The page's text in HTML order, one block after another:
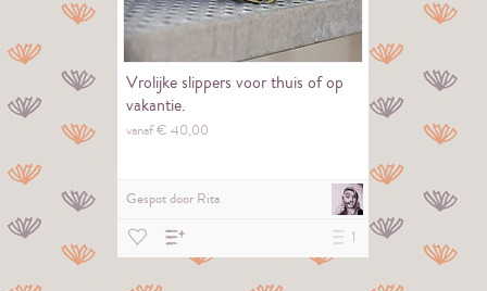
Vrolijke slippers voor thuis of op
vakantie.
vanaf €40,00
Gespot door Rita
1